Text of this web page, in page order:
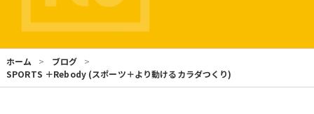
ホーム
ブログ
SPORTS ＋Rebody (スポーツ＋より動けるカラダつくり)